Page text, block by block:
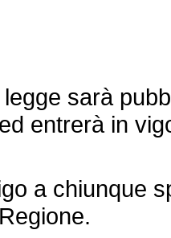
sarà
entrerà in
a chiunque